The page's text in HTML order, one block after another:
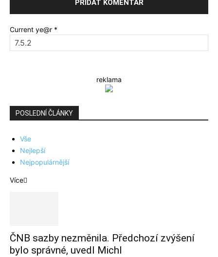
Current ye@r *
reklama
POSLEDNÍ ČLÁNKY
Vše
Nejlepší
Nejpopulárnější
Více
ČNB sazby nezměnila. Předchozí zvýšení
bylo správné, uvedl Michl